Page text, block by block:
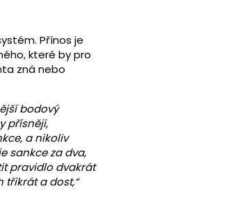
Přínos je
které by pro
zná nebo
bodový
přísněji,
a nikoliv
sankce za dva,
pravidlo dvakrát
třikrát a dost,“